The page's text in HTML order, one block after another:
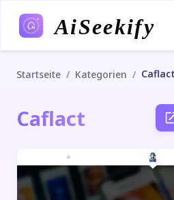
AiSeekify
Startseite / Kategorien / Caflact
Caflact